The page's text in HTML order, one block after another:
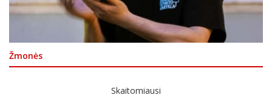
Žmonės
Skaitomiausi